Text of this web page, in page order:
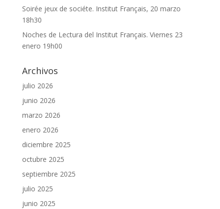
Soirée jeux de sociéte. Institut Français, 20 marzo
18h30
Noches de Lectura del Institut Français. Viernes 23
enero 19h00
Archivos
julio 2026
junio 2026
marzo 2026
enero 2026
diciembre 2025
octubre 2025
septiembre 2025
julio 2025
junio 2025